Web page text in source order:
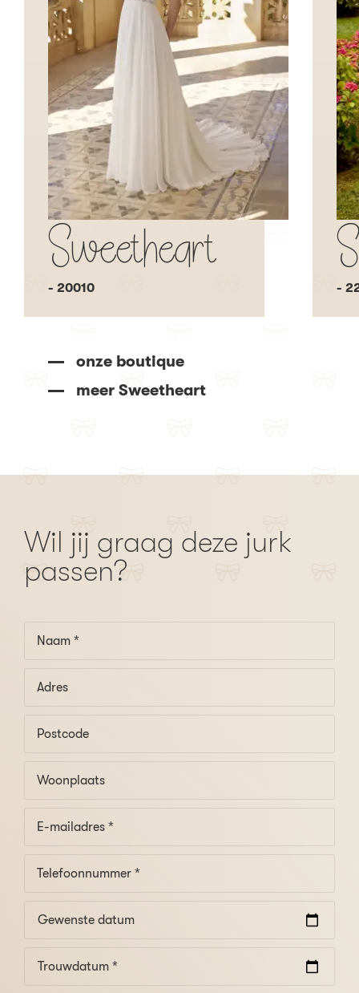
Sweetheart
- 20010 -
onze boutique
meer Sweetheart
Wil jij graag deze jurk
passen?
Gewenste datum
Trouwdatum *